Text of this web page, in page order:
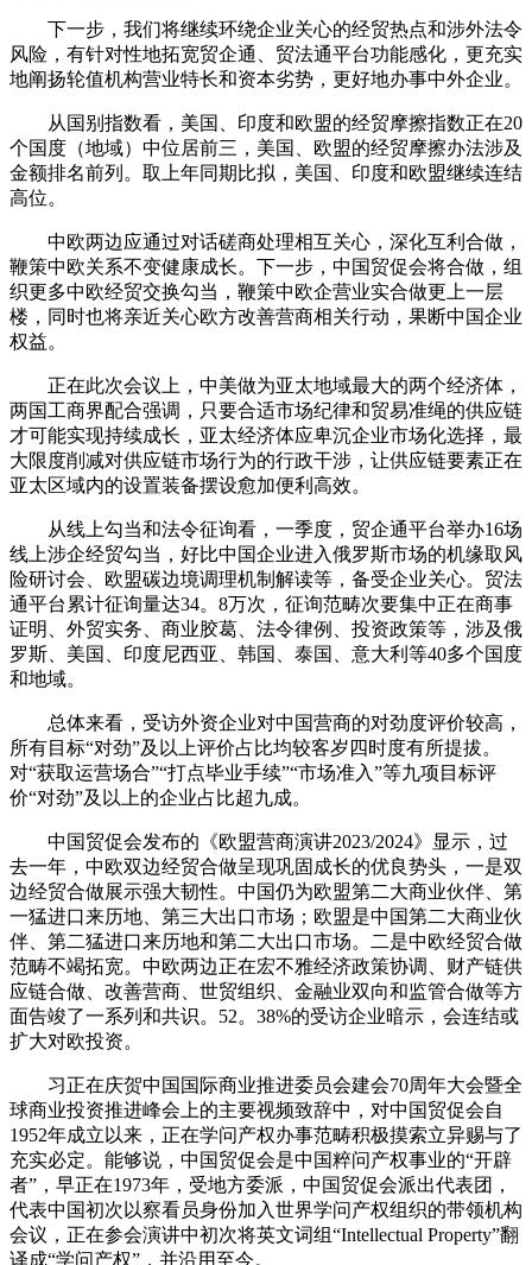
下一步，我们将继续环绕企业关心的经贸热点和涉外法令
风险，有针对性地拓宽贸企通、贸法通平台功能感化，更充实
地阐扬轮值机构营业特长和资本劣势，更好地办事中外企业。
从国别指数看，美国、印度和欧盟的经贸摩擦指数正在20
个国度（地域）中位居前三，美国、欧盟的经贸摩擦办法涉及
金额排名前列。取上年同期比拟，美国、印度和欧盟继续连结
高位。
中欧两边应通过对话磋商处理相互关心，深化互利合做，
鞭策中欧关系不变健康成长。下一步，中国贸促会将合做，组
织更多中欧经贸交换勾当，鞭策中欧企营业实合做更上一层
楼，同时也将亲近关心欧方改善营商相关行动，果断中国企业
权益。
正在此次会议上，中美做为亚太地域最大的两个经济体，
两国工商界配合强调，只要合适市场纪律和贸易准绳的供应链
才可能实现持续成长，亚太经济体应卑沉企业市场化选择，最
大限度削减对供应链市场行为的行政干涉，让供应链要素正在
亚太区域内的设置装备摆设愈加便利高效。
从线上勾当和法令征询看，一季度，贸企通平台举办16场
线上涉企经贸勾当，好比中国企业进入俄罗斯市场的机缘取风
险研讨会、欧盟碳边境调理机制解读等，备受企业关心。贸法
通平台累计征询量达34。8万次，征询范畴次要集中正在商事
证明、外贸实务、商业胶葛、法令律例、投资政策等，涉及俄
罗斯、美国、印度尼西亚、韩国、泰国、意大利等40多个国度
和地域。
总体来看，受访外资企业对中国营商的对劲度评价较高，
所有目标“对劲”及以上评价占比均较客岁四时度有所提拔。
对“获取运营场合”“打点毕业手续”“市场准入”等九项目标评
价“对劲”及以上的企业占比超九成。
中国贸促会发布的《欧盟营商演讲2023/2024》显示，过
去一年，中欧双边经贸合做呈现巩固成长的优良势头，一是双
边经贸合做展示强大韧性。中国仍为欧盟第二大商业伙伴、第
一猛进口来历地、第三大出口市场；欧盟是中国第二大商业伙
伴、第二猛进口来历地和第二大出口市场。二是中欧经贸合做
范畴不竭拓宽。中欧两边正在宏不雅经济政策协调、财产链供
应链合做、改善营商、世贸组织、金融业双向和监管合做等方
面告竣了一系列和共识。52。38%的受访企业暗示，会连结或
扩大对欧投资。
习正在庆贺中国国际商业推进委员会建会70周年大会暨全
球商业投资推进峰会上的主要视频致辞中，对中国贸促会自
1952年成立以来，正在学问产权办事范畴积极摸索立异赐与了
充实必定。能够说，中国贸促会是中国粹问产权事业的“开辟
者”，早正在1973年，受地方委派，中国贸促会派出代表团，
代表中国初次以察看员身份加入世界学问产权组织的带领机构
会议，正在参会演讲中初次将英文词组“Intellectual Property”翻
译成“学问产权”，并沿用至今。